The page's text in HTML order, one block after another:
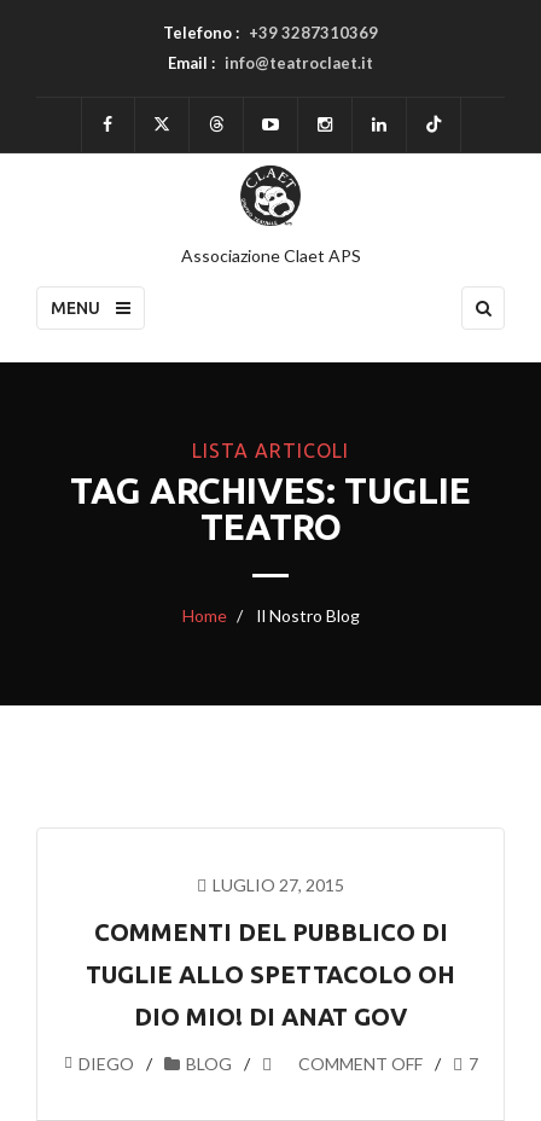
Telefono : +39 3287310369
Email : info@teatroclaet.it
Associazione Claet APS
MENU
LISTA ARTICOLI
TAG ARCHIVES: TUGLIE
TEATRO
Home Il Nostro Blog
LUGLIO 27, 2015
COMMENTI DEL PUBBLICO DI
TUGLIE ALLO SPETTACOLO OH
DIO MIO! DI ANAT GOV
DIEGO BLOG COMMENT OFF 7